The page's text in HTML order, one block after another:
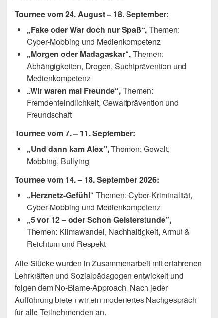
Tournee vom 24. August – 18. September:
„Fake oder War doch nur Spaß“,Themen:
Cyber-Mobbing und Medienkompetenz
„Morgen oder Madagaskar“,Themen:
Abhängigkeiten, Drogen, Suchtprävention und
Medienkompetenz
„Wir waren mal Freunde“,Themen:
Fremdenfeindlichkeit, Gewaltprävention und
Freundschaft
Tournee vom 7. – 11. September:
„Und dann kam Alex”,Themen: Gewalt,
Mobbing, Bullying
Tournee vom 14. – 18. September 2026:
„Herznetz-Gefühl“ Themen: Cyber-Kriminalität,
Cyber-Mobbing und Medienkompetenz
„5 vor 12 – oder Schon Geisterstunde”,
Themen: Klimawandel, Nachhaltigkeit, Armut &
Reichtum und Respekt
Alle Stücke wurden in Zusammenarbeit mit erfahrenen
Lehrkräften und Sozialpädagogen entwickelt und
folgen dem No-Blame-Approach. Nach jeder
Aufführung bieten wir ein moderiertes Nachgespräch
für alle Teilnehmenden an.